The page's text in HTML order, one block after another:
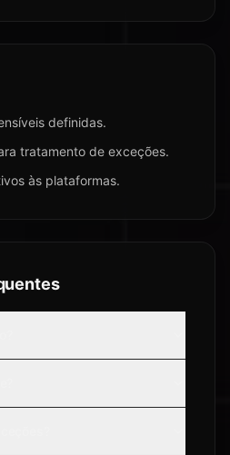
definidas.
tratamento de exceções.
às plataformas.